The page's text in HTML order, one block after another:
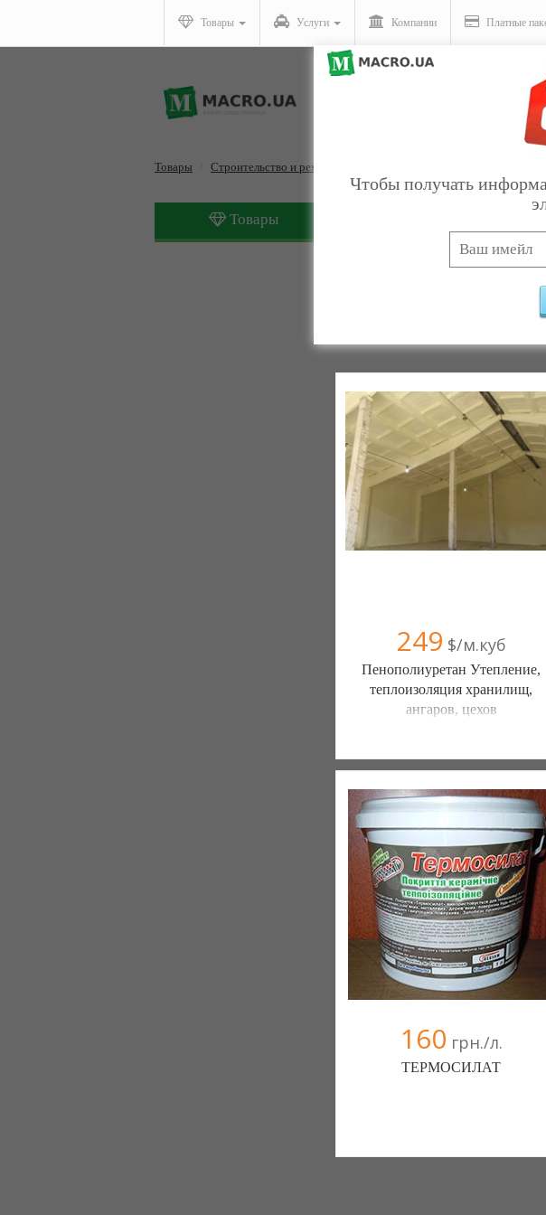
Товары Услуги Компании Платные
Товары Строительство и ремонт
Товары
Тепло- и
249 $/м.куб
Пенополиуретан Утепление,
теплоизоляция хранилищ,
ангаров, цехов
150 отзыв(а), 100% положительных
160 грн./л.
ТЕРМОСИЛАТ
067 6742664
Чтобы получать